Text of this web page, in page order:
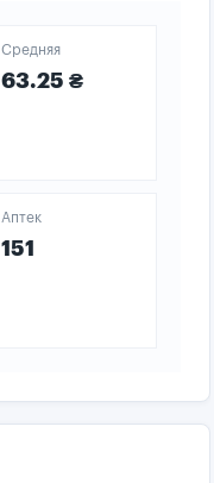
Средняя
63.25 ₴
Аптек
151